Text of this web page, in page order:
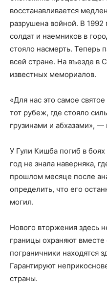
восстанавливается
разрушена войной. В 1992
солдат и наемников в
стояло насмерть. Теперь
всей стране. На въезде в
известных мемориалов.
«Для нас это самое
тот рубеж, где стояло
грузинами и абхазами»,
У Гули Кишба погиб в
год не знала наверняка,
прошлом месяце после
определить, что его
могил.
Нового вторжения здесь
границы охраняют
пограничники находятся
Гарантируют
страны.